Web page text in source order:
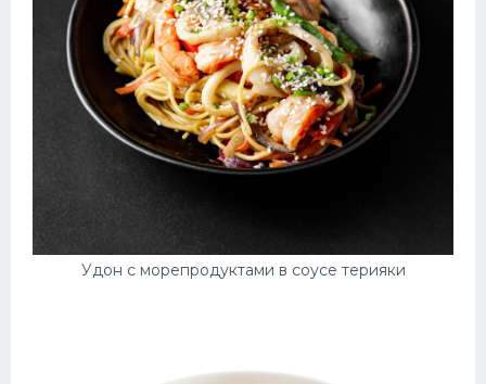
Удон с морепродуктами в соусе терияки